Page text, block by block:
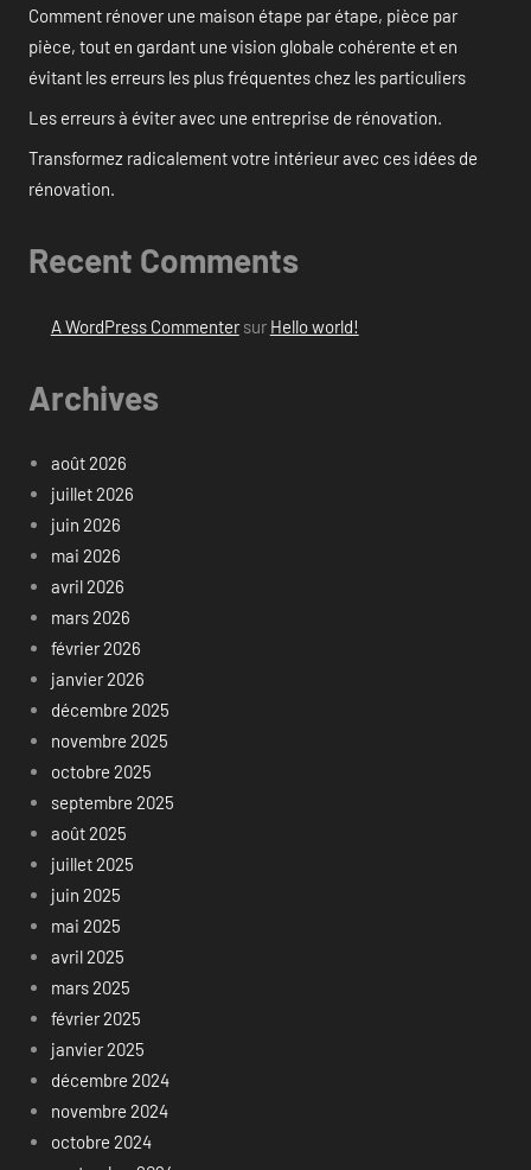
Comment rénover une maison étape par étape, pièce par
pièce, tout en gardant une vision globale cohérente et en
évitant les erreurs les plus fréquentes chez les particuliers
Les erreurs à éviter avec une entreprise de rénovation.
Transformez radicalement votre intérieur avec ces idées de
rénovation.
Recent Comments
A WordPress Commentersur Hello world!
Archives
août 2026
juillet 2026
juin 2026
mai 2026
avril 2026
mars 2026
février 2026
janvier 2026
décembre 2025
novembre 2025
octobre 2025
septembre 2025
août 2025
juillet 2025
juin 2025
mai 2025
avril 2025
mars 2025
février 2025
janvier 2025
décembre 2024
novembre 2024
octobre 2024